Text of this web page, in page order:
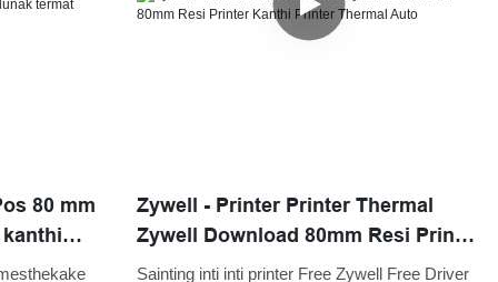
80 mm
lunak
Zywell - Printer Printer Thermal
Zywell Download 80mm Resi Printer
Kanthi Printer Thermal Auto
Sainting inti inti printer Free Zywell Free Driver